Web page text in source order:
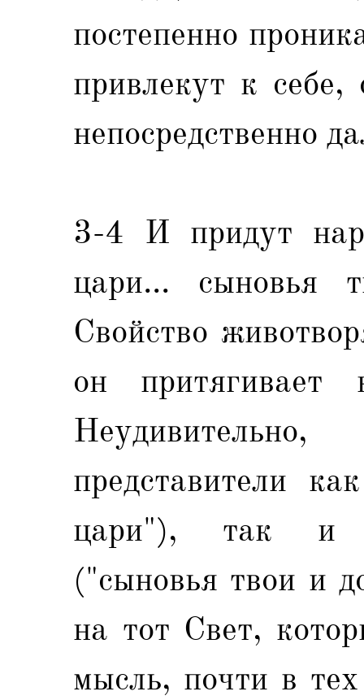
постепенно
привлекут к
непосредственно
3-4 И придут
цари... сыновья
Свойство
он
представители
цари"), так и
("сыновья твои и
на тот Свет,
мысль, почти в